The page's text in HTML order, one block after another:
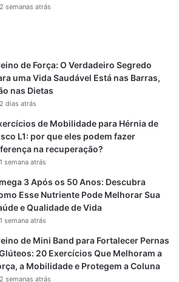
uma perna estendida à frente. Com
se suavemente em direção ao pé,
Mantenha a posição por 20
em cada perna.
nas vértebras
dor lombar
Modificada
forma segura de ativar ocore—
que estabilizam a coluna, incluindo
2 semanas atrás
de Força: O Verdadeiro Segredo
uma Vida Saudável Está nas Barras,
nas Dietas
2 dias atrás
de Mobilidade para Hérnia de
L1: por que eles podem fazer
na recuperação?
1 semana atrás
3 Após os 50 Anos: Descubra
Esse Nutriente Pode Melhorar Sua
e Qualidade de Vida
1 semana atrás
de Mini Band para Fortalecer Pernas
20 Exercícios Que Melhoram a
a Mobilidade e Protegem a Coluna
2 semanas atrás